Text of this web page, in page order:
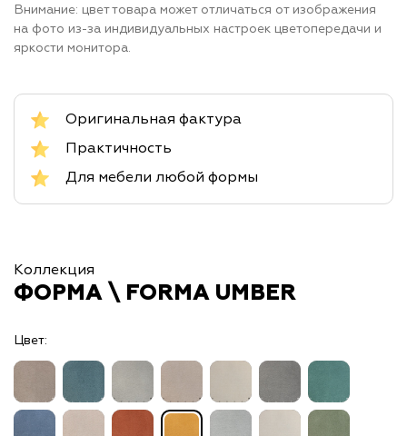
Внимание: цвет товара может отличаться от изображения
на фото из-за индивидуальных настроек цветопередачи и
яркости монитора.
Оригинальная фактура
Практичность
Для мебели любой формы
Коллекция
ФОРМА \ FORMA UMBER
Цвет: